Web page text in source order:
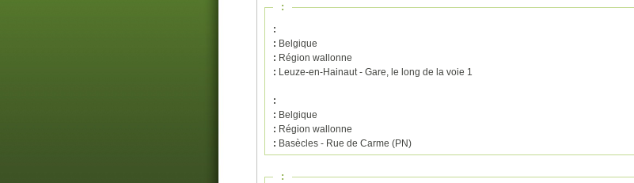
:
:
: Belgique
: Région wallonne
: Leuze-en-Hainaut - Gare, le long de la voie 1
:
: Belgique
: Région wallonne
: Basècles - Rue de Carme (PN)
: